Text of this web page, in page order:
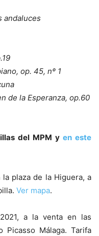
andaluces
op. 45, nº 1
de la Esperanza, op.60
del MPM y en este
plaza de la Higuera, a
Ver mapa.
a la venta en las
Málaga. Tarifa